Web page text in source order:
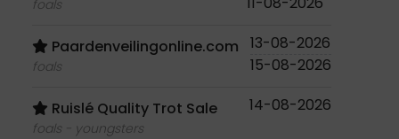
foals
Paardenveilingonline.com
foals
13-08-2026
15-08-2026
Ruislé Quality Trot Sale
foals - youngsters
14-08-2026